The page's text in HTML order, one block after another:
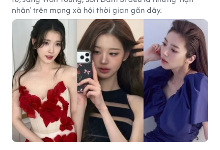
nhân' trên mạng xã hội thời gian gần đây.